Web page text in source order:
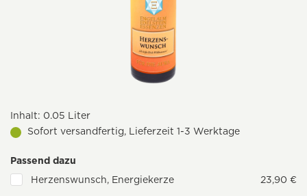
Inhalt: 0.05 Liter
Sofort versandfertig, Lieferzeit 1-3 Werktage
Passend dazu
Herzenswunsch, Energiekerze
23,90 €